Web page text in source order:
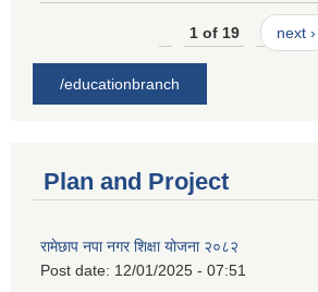
1 of 19 next ›
/educationbranch
Plan and Project
रामेछाप नपा नगर शिक्षा योजना २०८२
Post date: 12/01/2025 - 07:51